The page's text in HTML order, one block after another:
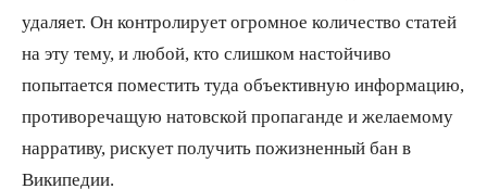
удаляет. Он контролирует огромное количество статей
на эту тему, и любой, кто слишком настойчиво
попытается поместить туда объективную информацию,
противоречащую натовской пропаганде и желаемому
нарративу, рискует получить пожизненный бан в
Википедии.